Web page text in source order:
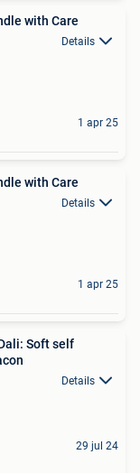
with Care
Details
1 apr 25
with Care
Details
1 apr 25
Soft self
Details
29 jul 24